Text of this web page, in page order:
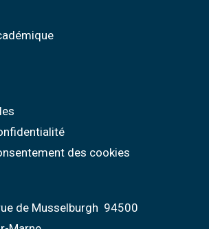
des cookies
de Musselburgh 94500